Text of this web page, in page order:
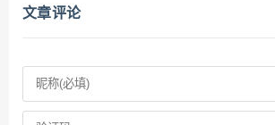
文章评论